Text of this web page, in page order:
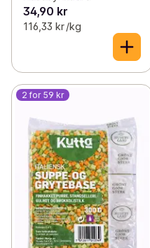
34,90 kr
116,33 kr /kg
2 for 59 kr